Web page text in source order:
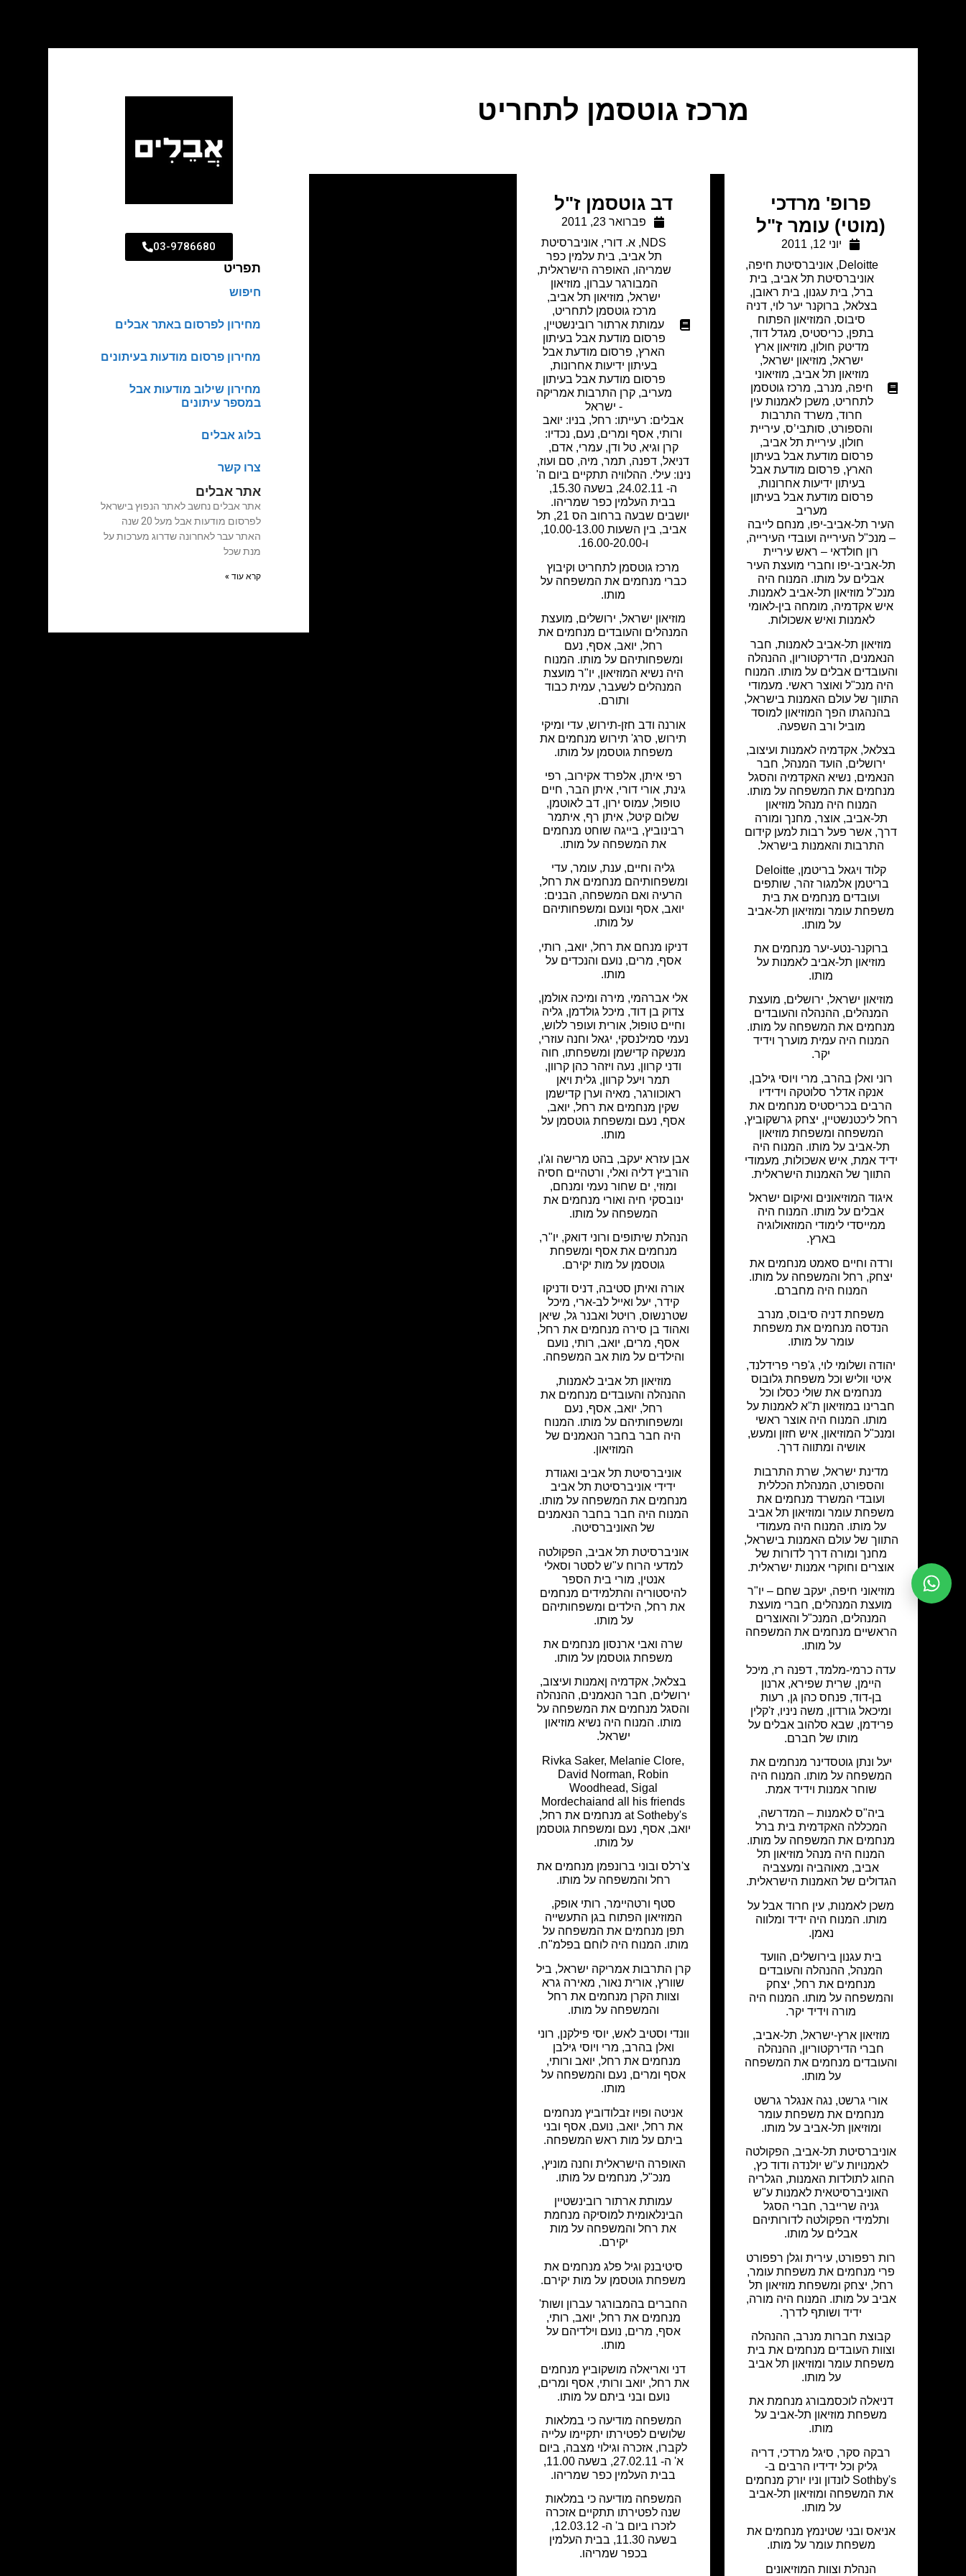
מרכז גוטסמן לתחריט
פרופ' מרדכי
(מוטי) עומר ז"ל
יוני 12, 2011
Deloitte
,אוניברסיטת חיפה,
אוניברסיטת תל אביב, בית
ברל, בית עגנון, בית ראובן,
בצלאל, ברוקנר יער לוי,דניה
סיבוס, המוזיאון הפתוח
בתפן,כריסטיס, מגדל דוד,
מדיטק חולון, מוזיאון ארץ
ישראל, מוזיאון ישראל,
מוזיאון תל אביב, מוזיאוני
חיפה, מנרב, מרכז גוטסמן
לתחריט, משכן לאמנות עין
חרוד, משרד התרבות
והספורט, סותבי’ס, עיריית
חולון,עיריית תל אביב,
פרסום מודעת אבל בעיתון
הארץ, פרסום מודעת אבל
בעיתון ידיעות אחרונות,
פרסום מודעת אבל בעיתון
מעריב
העיר תל-אביב-יפו, מנחם לייבה
– מנכ"ל העירייה ועובדי העירייה,
רון חולדאי – ראש עיריית
תל-אביב-יפו וחברי מועצת העיר
אבלים על מותו. המנוח היה
מנכ"ל מוזיאון תל-אביב לאמנות.
איש אקדמיה, מומחה בין-לאומי
לאמנות ואיש אשכולות.
מוזיאון תל-אביב לאמנות, חבר
הנאמנים, הדירקטוריון, ההנהלה
והעובדים אבלים על מותו. המנוח
היה מנכ"ל ואוצר ראשי. מעמודי
התווך של עולם האמנות בישראל,
בהנהגתו הפך המוזיאון למוסד
מוביל ורב השפעה.
בצלאל, אקדמיה לאמנות ועיצוב,
ירושלים, הועד המנהל, חבר
הנאמים, נשיא האקדמיה והסגל
מנחמים את המשפחה על מותו.
המנוח היה מנהל מוזיאון
תל-אביב, אוצר, מחנך ומורה
דרך, אשר פעל רבות למען קידום
התרבות והאמנות בישראל.
קלוד ויגאל בריטמן, Deloitte
בריטמן אלמגור זהר, שותפים
ועובדים מנחמים את בית
משפחת עומר ומוזיאון תל-אביב
על מותו.
ברוקנר-נטע-יער מנחמים את
מוזיאון תל-אביב לאמנות על
מותו.
מוזיאון ישראל, ירושלים, מועצת
המנהלים, ההנהלה והעובדים
מנחמים את המשפחה על מותו.
המנוח היה עמית מוערך וידיד
יקר.
רוני ואלן בהרב, מרי ויוסי גילבן,
אנקה אדלר סלוטקה וידידיו
הרבים בכריסטיס מנחמים את
רחל ליכטנשטיין, יצחק גרשקוביץ,
המשפחה ומשפחת מוזיאון
תל-אביב על מותו. המנוח היה
ידיד אמת, איש אשכולות, מעמודי
התווך של האמנות הישראלית.
איגוד המוזיאונים ואיקום ישראל
אבלים על מותו. המנוח היה
ממייסדי לימודי המוזאולוגיה
בארץ.
ורדה וחיים סאמט מנחמים את
יצחק, רחל והמשפחה על מותו.
המנוח היה מחברם.
משפחת דניה סיבוס, מנרב
הנדסה מנחמים את משפחת
עומר על מותו.
יהודה ושלומי לוי, ג'פרי פרידלנד,
איטי ווליש וכל משפחת גלובוס
מנחמים את שולי כסלו וכל
חברינו במוזיאון ת"א לאמנות על
מותו. המנוח היה אוצר ראשי
ומנכ"ל המוזיאון, איש חזון ומעש,
אושיה ומתווה דרך.
מדינת ישראל, שרת התרבות
והספורט, המנהלת הכללית
ועובדי המשרד מנחמים את
משפחת עומר ומוזיאון תל אביב
על מותו. המנוח היה מעמודי
התווך של עולם האמנות בישראל,
מחנך ומורה דרך לדורות של
אוצרים וחוקרי אמנות ישראלית.
מוזיאוני חיפה, יעקב שחם – יו"ר
מועצת המנהלים, חברי מועצת
המנהלים, המנכ"ל והאוצרים
הראשיים מנחמים את המשפחה
על מותו.
עדה כרמי-מלמד, דפנה רז, מיכל
היימן, שרית שפירא, ארנון
בן-דוד, פנחס כהן גן, רעות
ומיכאל גורדון, משה ניניו, ז'קלין
פרידמן, שבא סלהוב אבלים על
מותו של חברם.
יעל ונתן גוטסדינר מנחמים את
המשפחה על מותו. המנוח היה
שוחר אמנות וידיד אמת.
ביה"ס לאמנות – המדרשה,
המכללה האקדמית בית ברל
מנחמים את המשפחה על מותו.
המנוח היה מנהל מוזיאון תל
אביב, מאוהביה ומעצביה
הגדולים של האמנות הישראלית.
משכן לאמנות, עין חרוד אבל על
מותו. המנוח היה ידיד ומלווה
נאמן.
בית עגנון בירושלים, הוועד
המנהל, ההנהלה והעובדים
מנחמים את רחל, יצחק
והמשפחה על מותו. המנוח היה
מורה וידיד יקר.
מוזיאון ארץ-ישראל, תל-אביב,
חברי הדירקטוריון, ההנהלה
והעובדים מנחמים את המשפחה
על מותו.
אורי גרשט, נגה אנגלר גרשט
מנחמים את משפחת עומר
ומוזיאון תל-אביב על מותו.
אוניברסיטת תל-אביב, הפקולטה
לאמנויות ע"ש יולנדה ודוד כץ,
החוג לתולדות האמנות, הגלריה
האוניברסיטאית לאמנות ע"ש
גניה שרייבר, חברי הסגל
ותלמידי הפקולטה לדורותיהם
אבלים על מותו.
רות רפפורט, עירית וגלן רפפורט
פרי מנחמים את משפחת עומר,
רחל, יצחק ומשפחת מוזיאון תל
אביב על מותו. המנוח היה מורה,
ידיד ושותף לדרך.
קבוצת חברות מנרב, ההנהלה
וצוות העובדים מנחמים את בית
משפחת עומר ומוזיאון תל אביב
על מותו.
דניאלה לוכסמבורג מנחמת את
משפחת מוזיאון תל-אביב על
מותו.
רבקה סקר, סיגל מרדכי, דריה
גליק וכל ידידיו הרבים ב-
Sothby's לונדון וניו יורק מנחמים
את המשפחה ומוזיאון תל-אביב
על מותו.
אניאס ובני שטינמץ מנחמים את
משפחת עומר על מותו.
הנהלת וצוות המוזיאונים
דב גוטסמן ז"ל
פברואר 23, 2011
NDS
, א. דורי, אוניברסיטת
תל אביב, בית עלמין כפר
שמריהו, האופרה הישראלית,
המבורגר עברון, מוזיאון
ישראל, מוזיאון תל אביב,
מרכז גוטסמן לתחריט,
עמותת ארתור רובינשטיין,
פרסום מודעת אבל בעיתון
הארץ, פרסום מודעת אבל
בעיתון ידיעות אחרונות,
פרסום מודעת אבל בעיתון
מעריב,קרן התרבות אמריקה
- ישראל
אבלים: רעייתו: רחל, בניו: יואב
ורותי, אסף ומרים, נעם, נכדיו:
קרן וגיא, טל ודן, עמרי, אדם,
דניאל, דפנה, תמר, מיה, סם ועוז,
נינו: עילי. ההלוויה תתקיים ביום ה'
ה- 24.02.11, בשעה 15.30,
בבית העלמין כפר שמריהו.
יושבים שבעה ברחוב הס 21, תל
אביב, בין השעות 10.00-13.00,
ו-16.00-20.00.
מרכז גוטסמן לתחריט וקיבוץ
כברי מנחמים את המשפחה על
מותו.
מוזיאון ישראל, ירושלים, מועצת
המנהלים והעובדים מנחמים את
רחל, יואב, אסף, נעם
ומשפחותיהם על מותו. המנוח
היה נשיא המוזיאון, יו"ר מועצת
המנהלים לשעבר, עמית כבוד
ותורם.
אורנה ודב חזן-תירוש, עדי ומיקי
תירוש, סרג' תירוש מנחמים את
משפחת גוטסמן על מותו.
רפי איתן, אלפרד אקירוב, רפי
גינת, אורי דורי, איתן הבר, חיים
טופול, עמוס ירון, דב לאוטמן,
שלום קיטל, איתן רף, איתמר
רבינוביץ, בייגה שוחט מנחמים
את המשפחה על מותו.
גליה וחיים, ענת, עומר, עדי
ומשפחותיהם מנחמים את רחל,
הרעיה ואם המשפחה, הבנים:
יואב, אסף ונועם ומשפחותיהם
על מותו.
דניקו מנחם את רחל, יואב, רותי,
אסף, מרים, נועם והנכדים על
מותו.
אלי אברהמי, מירה ומיכה אולמן,
צדוק בן דוד, מיכל גולדמן, גליה
וחיים טופול, אורית ועופר ללוש,
נעמי סמילנסקי, יגאל וחנה עוזרי,
מנשקה קדישמן ומשפחתו, חוה
ודני קרוון, נעה ויזהר כהן קרוון,
תמר ויעל קרוון, גלית ויאן
ראוכוורגר, מאיה וערן קדישמן
שקין מנחמים את רחל, יואב,
אסף, נעם ומשפחת גוטסמן על
מותו.
אבן עזרא יעקב, בהט מרישה וג'ו,
הורביץ דליה ואלי, ורטהיים חסיה
ומוזי, ים שחור נעמי ומנחם,
ינובסקי חיה ואורי מנחמים את
המשפחה על מותו.
הנהלת שיתופים ורוני דואק, יו"ר,
מנחמים את אסף ומשפחת
גוטסמן על מות יקירם.
אורה ואיתן סטיבה, דניס ודניקו
קידר, יעל ואייל לב-ארי, מיכל
שטרנשוס, רויטל ואבנר גל, שיאן
ואהוד בן סירה מנחמים את רחל,
אסף, מרים, יואב, רותי, נועם
והילדים על מות אב המשפחה.
מוזיאון תל אביב לאמנות,
ההנהלה והעובדים מנחמים את
רחל, יואב, אסף, נעם
ומשפחותיהם על מותו. המנוח
היה חבר בחבר הנאמנים של
המוזיאון.
אוניברסיטת תל אביב ואגודת
ידידי אוניברסיטת תל אביב
מנחמים את המשפחה על מותו.
המנוח היה חבר בחבר הנאמנים
של האוניברסיטה.
אוניברסיטת תל אביב, הפקולטה
למדעי הרוח ע"ש לסטר וסאלי
אנטין, מורי בית הספר
להיסטוריה והתלמידים מנחמים
את רחל, הילדים ומשפחותיהם
על מותו.
שרה ואבי ארנסון מנחמים את
משפחת גוטסמן על מותו.
בצלאל, אקדמיה ןאמנות ועיצוב,
ירושלים, חבר הנאמנים, ההנהלה
והסגל מנחמים את המשפחה על
מותו. המנוח היה נשיא מוזיאון
ישראל.
Rivka Saker, Melanie Clore,
David Norman, Robin
Woodhead, Sigal
Mordechaiand all his friends
at Sotheby's מנחמים את רחל,
יואב, אסף, נעם ומשפחת גוטסמן
על מותו.
צ'רלס ובוני ברונפמן מנחמים את
רחל והמשפחה על מותו.
סטף ורטהיימר, רותי אופק,
המוזיאון הפתוח בגן התעשייה
תפן מנחמים את המשפחה על
מותו. המנוח היה לוחם בפלמ"ח.
קרן התרבות אמריקה ישראל, ביל
שוורץ, אורית נאור, מאירה גרא
וצוות הקרן מנחמים את רחל
והמשפחה על מותו.
וונדי וסטיב לאש, יוסי פילקנן, רוני
ואלן בהרב, מרי ויוסי גילבן
מנחמים את רחל, יואב ורותי,
אסף ומרים, נעם והמשפחה על
מותו.
אניטה ופויו זבלודוביץ מנחמים
את רחל, יואב, נועם, אסף ובני
ביתם על מות ראש המשפחה.
האופרה הישראלית וחנה מוניץ,
מנכ"ל, מנחמים על מותו.
עמותת ארתור רובינשטיין
הבינלאומית למוסיקה מנחמת
את רחל והמשפחה על מות
יקירם.
סיטיבנק וגיל פלג מנחמים את
משפחת גוטסמן על מות יקירם.
החברים בהמבורגר עברון ושות'
מנחמים את רחל, יואב, רותי,
אסף, מרים, נועם וילדיהם על
מותו.
דני ואריאלה מושקוביץ מנחמים
את רחל, יואב ורותי, אסף ומרים,
נועם ובני ביתם על מותו.
המשפחה מודיעה כי במלאות
שלושים לפטירתו יתקיימו עלייה
לקברו, אזכרה וגילוי מצבה, ביום
א' ה- 27.02.11, בשעה 11.00,
בבית העלמין כפר שמריהו.
המשפחה מודיעה כי במלאות
שנה לפטירתו תתקיים אזכרה
לזכרו ביום ב' ה- 12.03.12,
בשעה 11.30, בבית העלמין
בכפר שמריהו.
03-9786680
תפריט
חיפוש
מחירון לפרסום באתר אבלים
מחירון פרסום מודעות בעיתונים
מחירון שילוב מודעות אבל
במספר עיתונים
בלוג אבלים
צרו קשר
אתר אבלים
אתר אבלים נחשב לאתר הנפוץ בישראל
לפרסום מודעות אבל מעל 20 שנה
האתר עבר לאחרונה שדרוג מערכות על
מנת שכל
קרא עוד »